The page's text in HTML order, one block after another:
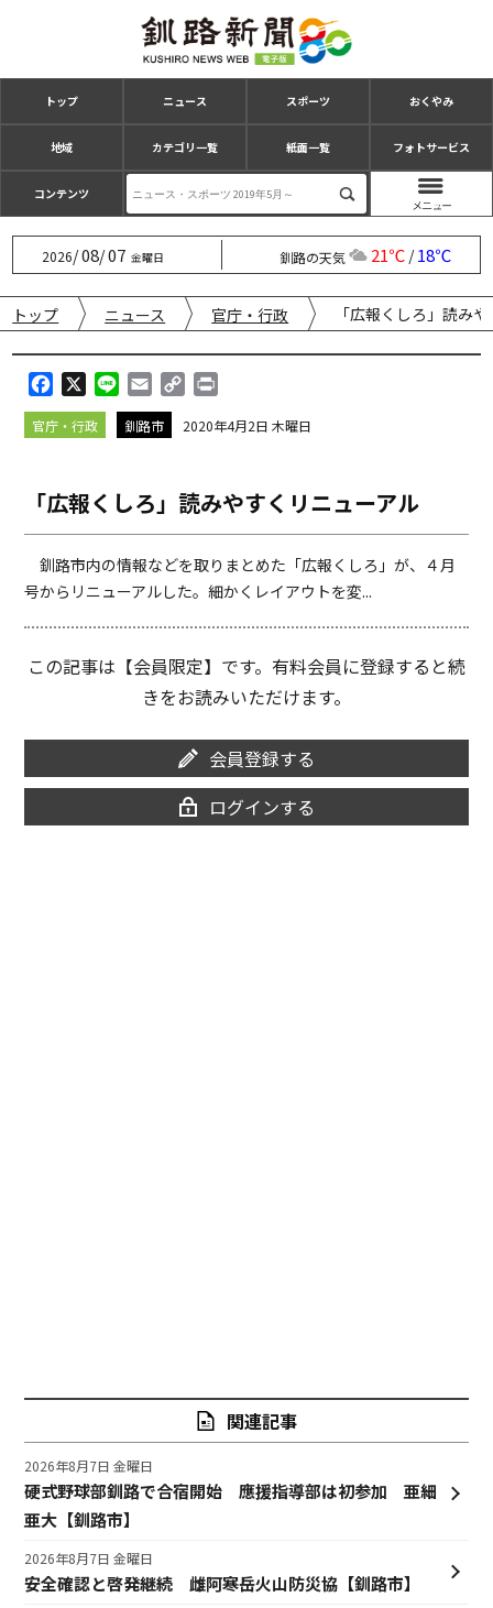
トップ ニュース スポーツ おくやみ
地域 カテゴリ一覧 紙面一覧 フォトサービス
コンテンツ
2026/08/07 金曜日 釧路の天気 21℃/18℃
トップ ニュース 官庁・行政 「広報くしろ」読み
a
c
o
o
k
i
n
m
a
p
i
n
k
i
官庁・行政 釧路市 2020年4月2日 木曜日
「広報くしろ」読みやすくリニューアル
釧路市内の情報などを取りまとめた「広報くしろ」が、４月
号からリニューアルした。細かくレイアウトを変...
この記事は【会員限定】です。有料会員に登録すると続
きをお読みいただけます。
会員登録する
ログインする
関連記事
硬式野球部釧路で合宿開始 應援指導部は初参加 亜細
亜大【釧路市】
2026年8月7日 金曜日
安全確認と啓発継続 雌阿寒岳火山防災協【釧路市】
2026年8月7日 金曜日